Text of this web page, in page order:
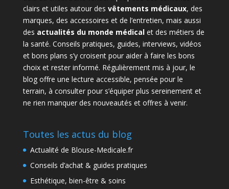
clairs et utiles autour des vêtements médicaux, des
marques, des accessoires et de l’entretien, mais aussi
des actualités du monde médicalet des métiers de
la santé. Conseils pratiques, guides, interviews, vidéos
et bons plans s’y croisent pour aider à faire les bons
choix et rester informé. Régulièrement mis à jour, le
blog offre une lecture accessible, pensée pour le
terrain, à consulter pour s’équiper plus sereinement et
ne rien manquer des nouveautés et offres à venir.
Toutes les actus du blog
Actualité de Blouse-Medicale.fr
Conseils d’achat & guides pratiques
Esthétique, bien-être & soins